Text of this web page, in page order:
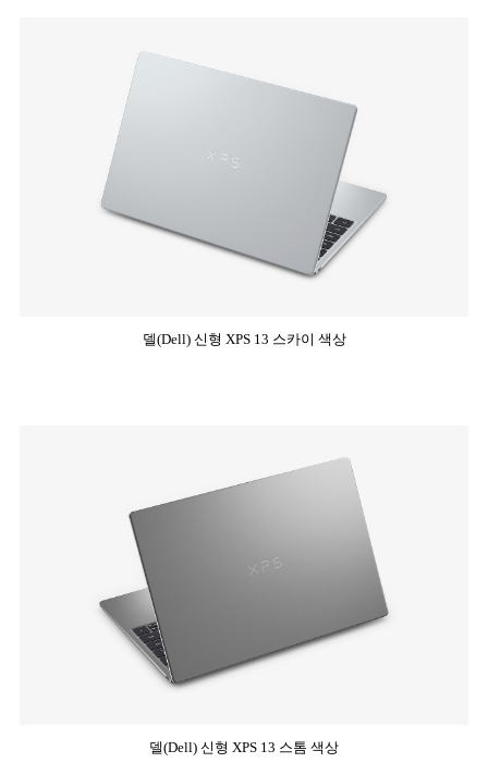
델(Dell) 신형 XPS 13 스카이 색상
델(Dell) 신형 XPS 13 스톰 색상